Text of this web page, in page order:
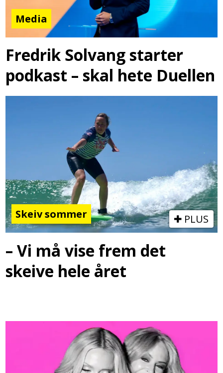
Media
Fredrik Solvang starter
podkast – skal hete Duellen
Skeiv sommer PLUS
– Vi må vise frem det
skeive hele året